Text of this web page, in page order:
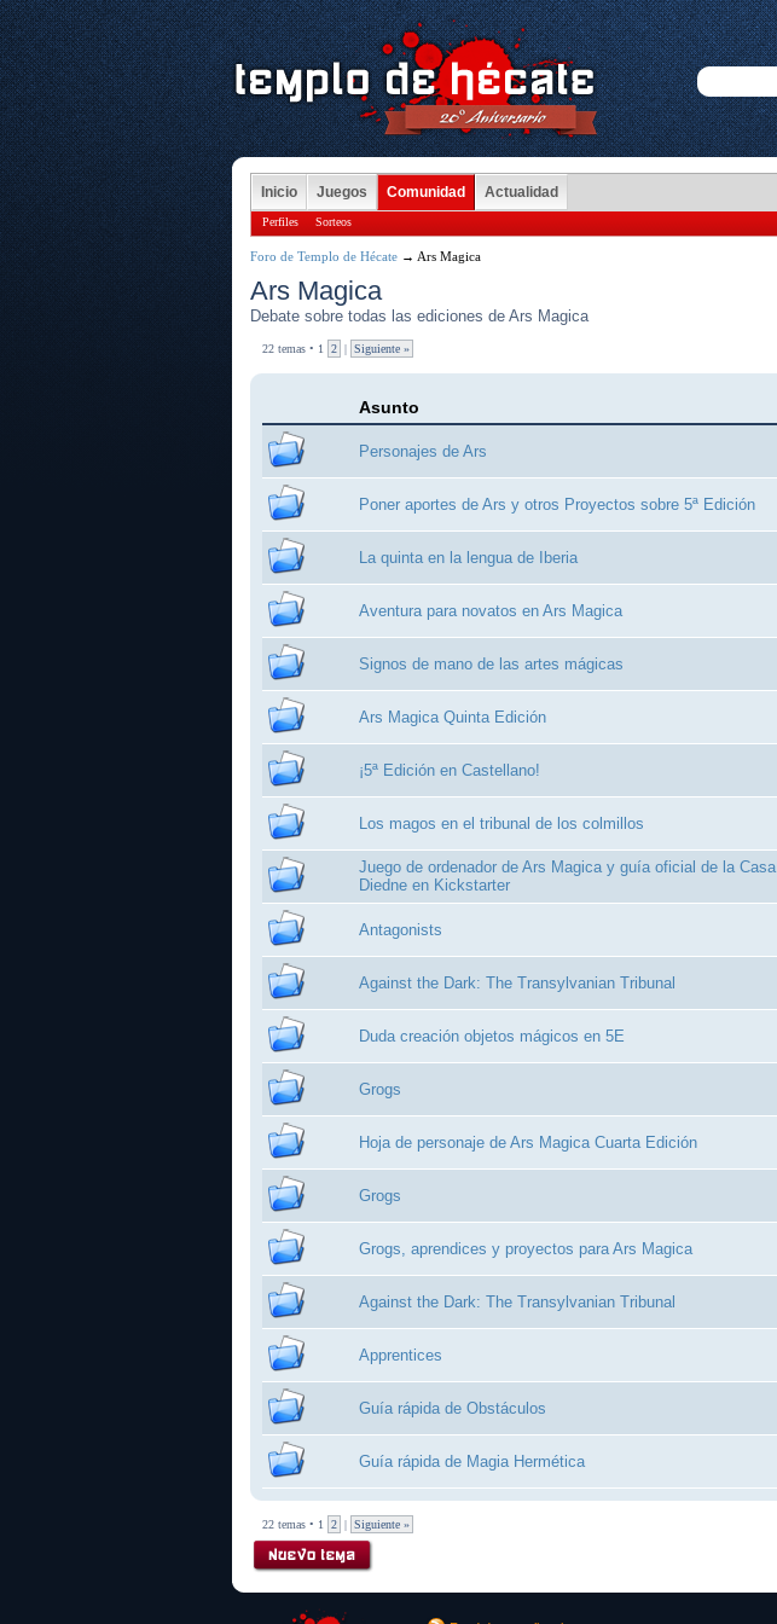
Inicio Juegos Comunidad Actualidad
Perfiles Sorteos
Foro de Templo de Hécate → Ars Magica
Ars Magica
Debate sobre todas las ediciones de Ars Magica
22 temas • 1 2 | Siguiente »
Asunto
Personajes de Ars
Poner aportes de Ars y otros Proyectos sobre 5ª Edición
La quinta en la lengua de Iberia
Aventura para novatos en Ars Magica
Signos de mano de las artes mágicas
Ars Magica Quinta Edición
¡5ª Edición en Castellano!
Los magos en el tribunal de los colmillos
Juego de ordenador de Ars Magica y guía oficial de la Casa
Diedne en Kickstarter
Antagonists
Against the Dark: The Transylvanian Tribunal
Duda creación objetos mágicos en 5E
Grogs
Hoja de personaje de Ars Magica Cuarta Edición
Grogs
Grogs, aprendices y proyectos para Ars Magica
Against the Dark: The Transylvanian Tribunal
Apprentices
Guía rápida de Obstáculos
Guía rápida de Magia Hermética
22 temas • 1 2 | Siguiente »